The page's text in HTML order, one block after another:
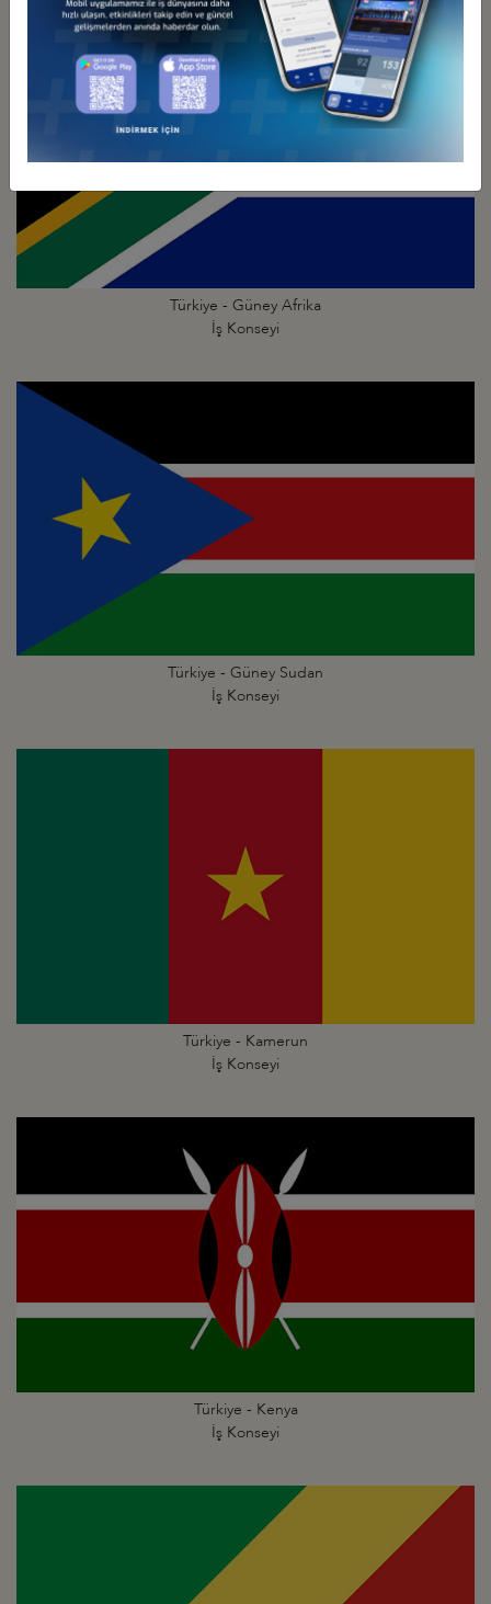
Türkiye - Güney Afrika
İş Konseyi
Türkiye - Güney Sudan
İş Konseyi
Türkiye - Kamerun
İş Konseyi
Türkiye - Kenya
İş Konseyi